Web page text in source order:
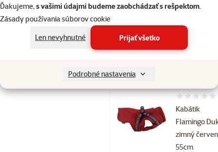
Ďakujeme,s vašimi údajmi budeme zaobchádzať s rešpektom.
Zásady používania súborov cookie
Len nevyhnutné
Prijať všetko
Podrobné nastavenia
Cena
30,99 €
💛 Novinka
Kabátik
Flamingo
zimný
55cm
Hodnotenie